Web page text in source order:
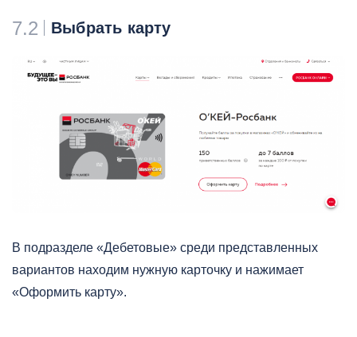
7.2 Выбрать карту
В подразделе «Дебетовые» среди представленных
вариантов находим нужную карточку и нажимает
«Оформить карту».